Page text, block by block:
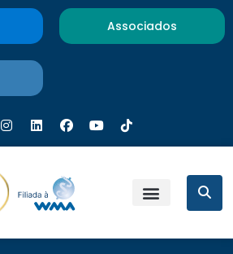
Associados